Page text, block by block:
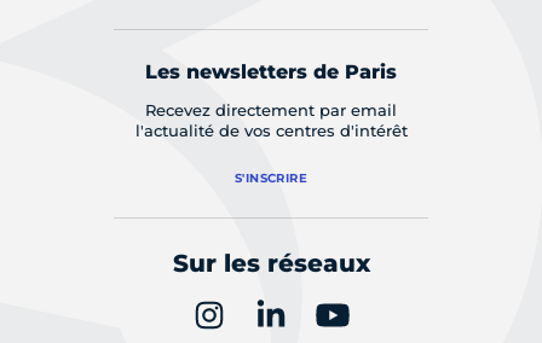
Les newsletters de Paris
Recevez directement par email
l'actualité de vos centres d'intérêt
S'INSCRIRE
Sur les réseaux